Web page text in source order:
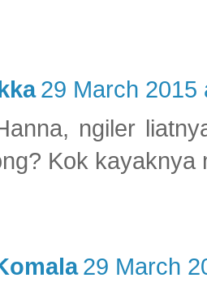
29 March 2015
ngiler
Kok kayaknya
29 March